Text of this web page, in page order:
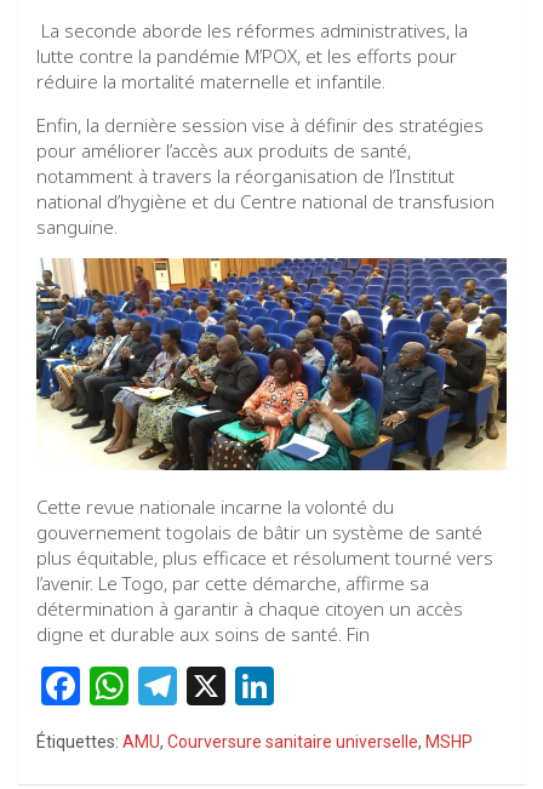
La seconde aborde les réformes administratives, la
lutte contre la pandémie M’POX, et les efforts pour
réduire la mortalité maternelle et infantile.
Enfin, la dernière session vise à définir des stratégies
pour améliorer l’accès aux produits de santé,
notamment à travers la réorganisation de l’Institut
national d’hygiène et du Centre national de transfusion
sanguine.
Cette revue nationale incarne la volonté du
gouvernement togolais de bâtir un système de santé
plus équitable, plus efficace et résolument tourné vers
l’avenir. Le Togo, par cette démarche, affirme sa
détermination à garantir à chaque citoyen un accès
digne et durable aux soins de santé. Fin
F
a
ce
W
h
at
T
e
X
ke
Étiquettes: AMU, Courversure sanitaire universelle, MSHP